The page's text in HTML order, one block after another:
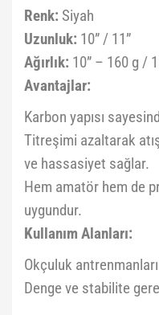
Renk: Siyah
Uzunluk: 10” / 11”
Ağırlık: 10” – 160 g /
Avantajlar:
Karbon yapısı
Titreşimi azaltarak
ve hassasiyet sağlar.
Hem amatör hem de
uygundur.
Kullanım Alanları:
Okçuluk
Denge ve stabilite